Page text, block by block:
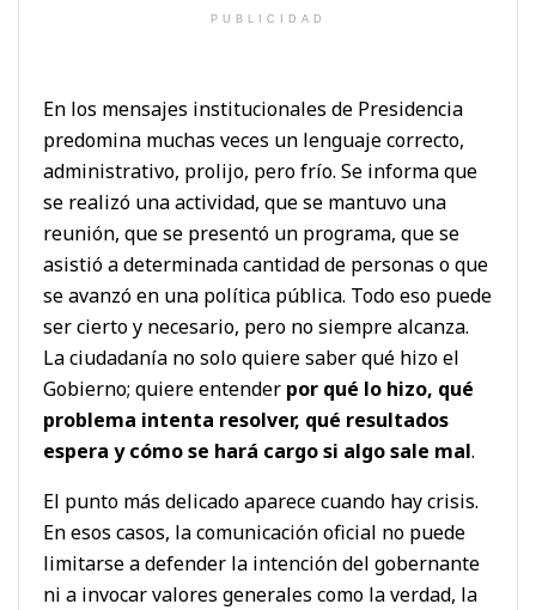
PUBLICIDAD
En los mensajes institucionales de Presidencia
predomina muchas veces un lenguaje correcto,
administrativo, prolijo, pero frío. Se informa que
se realizó una actividad, que se mantuvo una
reunión, que se presentó un programa, que se
asistió a determinada cantidad de personas o que
se avanzó en una política pública. Todo eso puede
ser cierto y necesario, pero no siempre alcanza.
La ciudadanía no solo quiere saber qué hizo el
Gobierno; quiere entender por qué lo hizo, qué
problema intenta resolver, qué resultados
espera y cómo se hará cargo si algo sale mal.
El punto más delicado aparece cuando hay crisis.
En esos casos, la comunicación oficial no puede
limitarse a defender la intención del gobernante
ni a invocar valores generales como la verdad, la